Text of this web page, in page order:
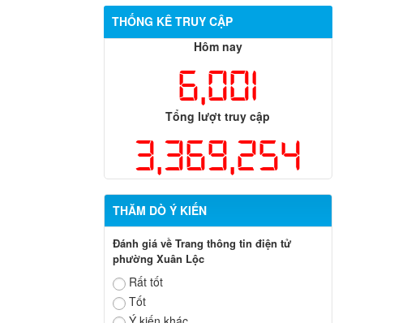
THỐNG KÊ TRUY CẬP
Hôm nay
6,001
Tổng lượt truy cập
3,369,254
THĂM DÒ Ý KIẾN
Đánh giá về Trang thông tin điện tử
phường Xuân Lộc
Rất tốt
Tốt